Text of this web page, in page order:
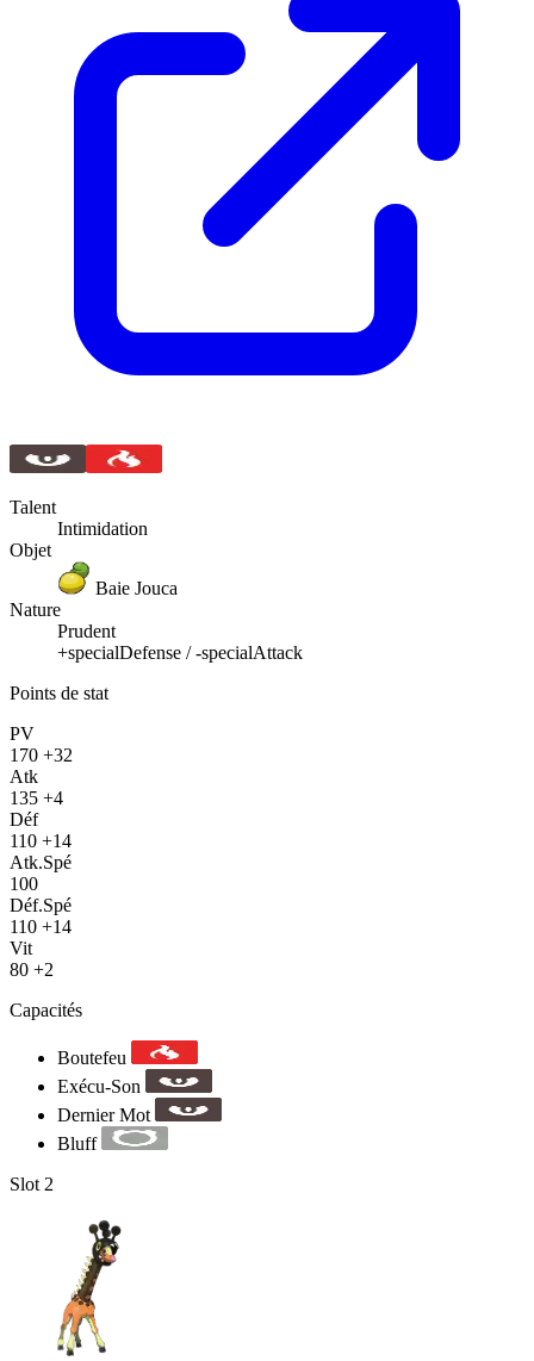
Talent
Intimidation
Objet
Baie Jouca
Nature
Prudent
+specialDefense / -specialAttack
Points de stat
PV
170 +32
Atk
135 +4
Déf
110 +14
Atk.Spé
100
Déf.Spé
110 +14
Vit
80 +2
Capacités
Boutefeu
Exécu-Son
Dernier Mot
Bluff
Slot 2